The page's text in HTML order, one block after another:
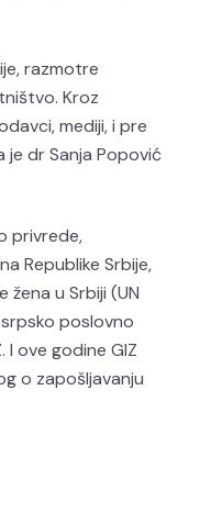
razmotre
Kroz
mediji, i pre
je dr Sanja Popović
privrede,
Republike Srbije,
u Srbiji (UN
srpsko poslovno
I ove godine GIZ
o zapošljavanju